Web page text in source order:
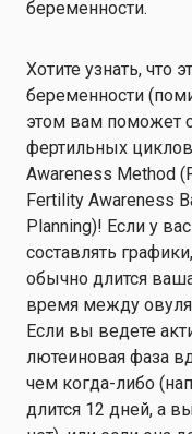
беременности.
Хотите узнать, что
беременности
этом вам поможет
фертильных
Awareness Method
Fertility Awareness
Planning)! Если у
составлять
обычно длится
время между
Если вы ведете
лютеиновая фаза
чем когда-либо
длится 12 дней, а